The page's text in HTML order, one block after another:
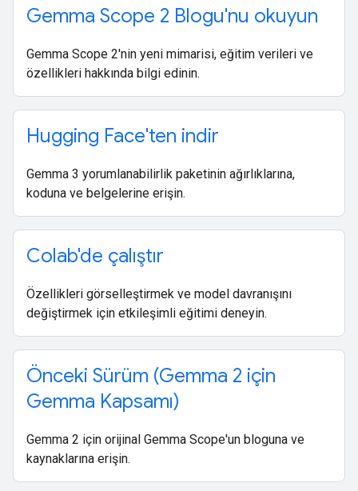
Gemma Scope 2 Blogu'nu okuyun
Gemma Scope 2'nin yeni mimarisi, eğitim verileri ve
özellikleri hakkında bilgi edinin.
Hugging Face'ten indir
Gemma 3 yorumlanabilirlik paketinin ağırlıklarına,
koduna ve belgelerine erişin.
Colab'de çalıştır
Özellikleri görselleştirmek ve model davranışını
değiştirmek için etkileşimli eğitimi deneyin.
Önceki Sürüm (Gemma 2 için
Gemma Kapsamı)
Gemma 2 için orijinal Gemma Scope'un bloguna ve
kaynaklarına erişin.